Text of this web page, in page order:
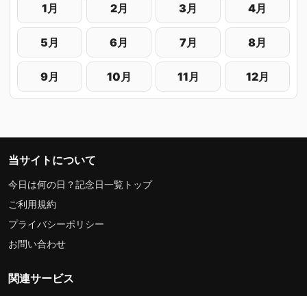
1月 2月 3月 4月
5月 6月 7月 8月
9月 10月 11月 12月
当サイトについて
今日は何の日？記念日一覧トップ
ご利用規約
プライバシーポリシー
お問い合わせ
関連サービス